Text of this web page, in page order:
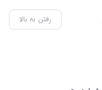
رفتن به بالا